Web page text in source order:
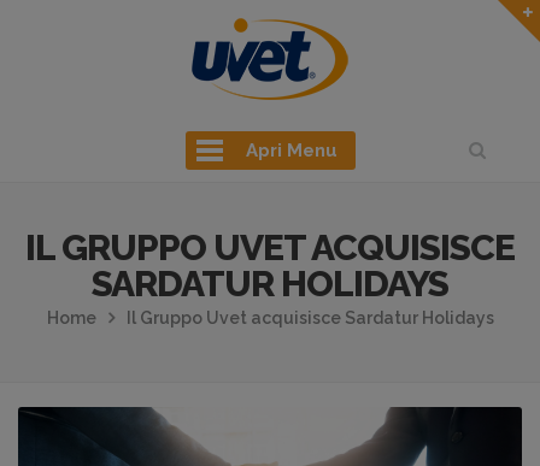
Apri Menu
IL GRUPPO UVET ACQUISISCE
SARDATUR HOLIDAYS
Home Il Gruppo Uvet acquisisce Sardatur Holidays